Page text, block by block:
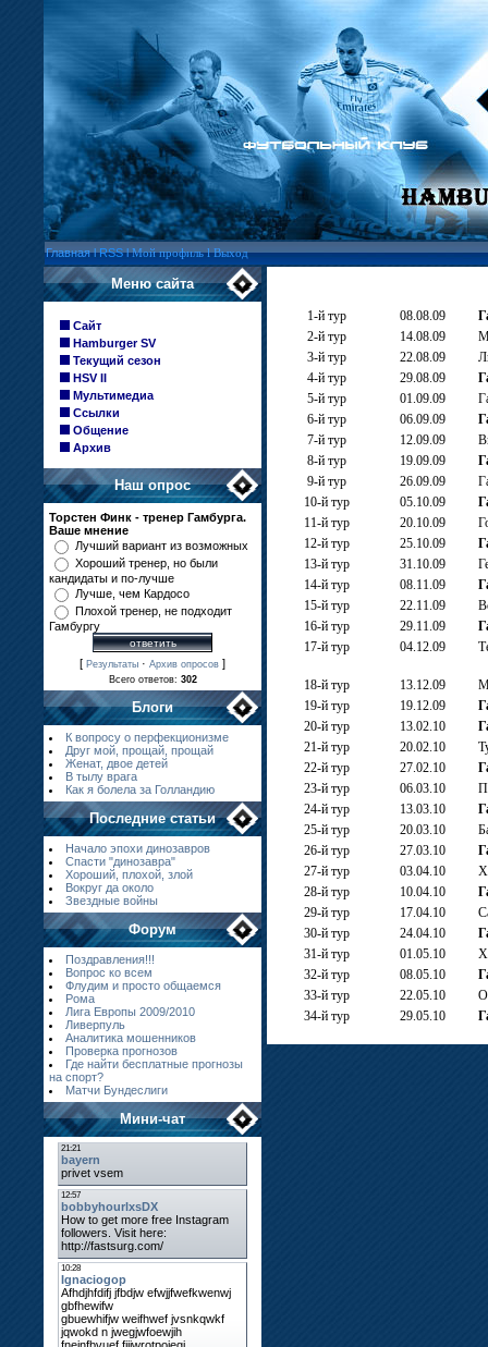
ГлавнаяlRSSl Мой профильl Выход
Меню сайта
Сайт
Hamburger SV
Текущий сезон
HSV II
Мультимедиа
Ссылки
Общение
Архив
Наш опрос
Торстен Финк - тренер Гамбурга.
Ваше мнение
Лучший вариант из возможных
Хороший тренер, но были
кандидаты и по-лучше
Лучше, чем Кардосо
Плохой тренер, не подходит
Гамбургу
[ Результаты · Архив опросов ]
Всего ответов: 302
Блоги
К вопросу о перфекционизме
Друг мой, прощай, прощай
Женат, двое детей
В тылу врага
Как я болела за Голландию
Последние статьи
Начало эпохи динозавров
Спасти "динозавра"
Хороший, плохой, злой
Вокруг да около
Звездные войны
Форум
Поздравления!!!
Вопрос ко всем
Флудим и просто общаемся
Рома
Лига Европы 2009/2010
Ливерпуль
Аналитика мошенников
Проверка прогнозов
Где найти бесплатные прогнозы
на спорт?
Матчи Бундеслиги
Мини-чат
1-й тур 08.08.09
2-й тур
14.08.09
3-й тур
22.08.09
4-й тур
29.08.09
5-й тур
01.09.09
6-й тур
06.09.09
7-й тур
12.09.09
8-й тур
19.09.09
9-й тур
26.09.09
10-й тур
05.10.09
11-й тур
20.10.09
12-й тур
25.10.09
13-й тур
31.10.09
14-й тур
08.11.09
15-й тур
22.11.09
16-й тур
29.11.09
17-й тур
04.12.09
18-й тур 13.12.09
19-й тур
19.12.09
20-й тур
13.02.10
21-й тур
20.02.10
22-й тур
27.02.10
23-й тур
06.03.10
24-й тур
13.03.10
25-й тур
20.03.10
26-й тур
27.03.10
27-й тур
03.04.10
28-й тур
10.04.10
29-й тур
17.04.10
30-й тур
24.04.10
31-й тур
01.05.10
32-й тур
08.05.10
33-й тур
22.05.10
34-й тур
29.05.10